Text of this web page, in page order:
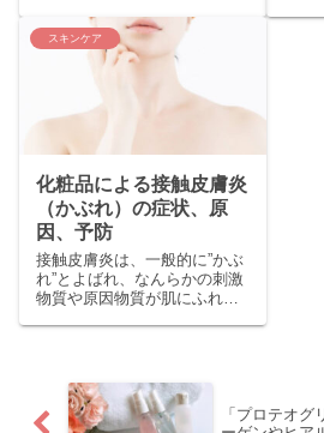
くの女性誌にとりあげられて
きました。 公式サイトやアッ
トコスメな...
スキンケア
化粧品による接触皮膚炎
（かぶれ）の症状、原
因、予防
接触皮膚炎は、一般的に”かぶ
れ”とよばれ、なんらかの刺激
物質や原因物質が肌にふれる
「プロテオグ